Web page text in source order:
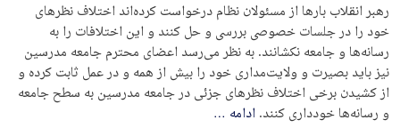
رهبر انقلاب بارها از مسئولان نظام درخواست کرده‌اند اختلاف نظرهای
خود را در جلسات خصوصی بررسی و حل کنند و این اختلافات را به
رسانه‌ها و جامعه نکشانند. به نظر می‌رسد اعضای محترم جامعه مدرسین
نیز باید بصیرت و ولایت‌مداری خود را بیش از همه و در عمل ثابت کرده و
از کشیدن برخی اختلاف نظرهای جزئی در جامعه مدرسین به سطح جامعه
و رسانه‌ها خودداری کنند.ادامه …